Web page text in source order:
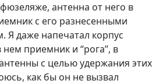
антенна от него в
с его разнесенными
Я даже напечатал корпус
приемник и “рога”, в
с целью удержания этих
как бы он не вызвал